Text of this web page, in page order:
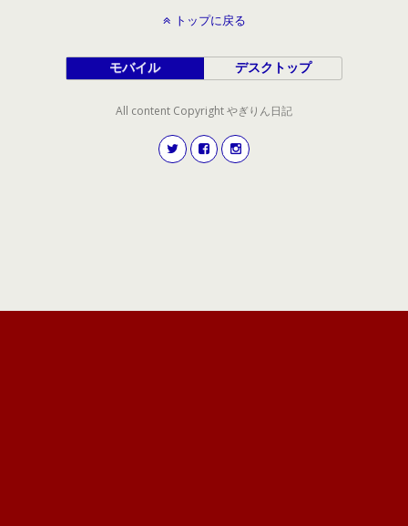
トップに戻る
モバイル デスクトップ
All content Copyright やぎりん日記